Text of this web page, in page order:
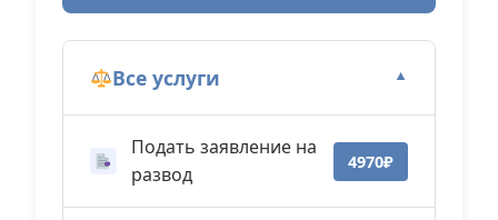
Все услуги ▼
Подать заявление на
развод
4970₽